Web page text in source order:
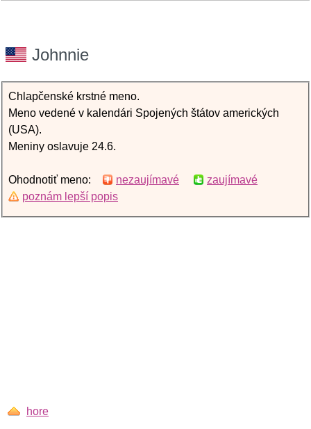
Johnnie
Chlapčenské krstné meno.
Meno vedené v kalendári Spojených štátov amerických
(USA).
Meniny oslavuje 24.6.
Ohodnotiť meno: nezaujímavé
zaujímavé
poznám lepší popis
hore